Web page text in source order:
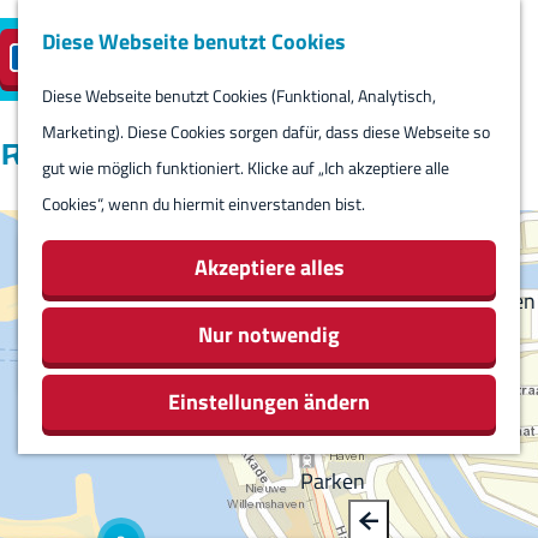
Diese Webseite benutzt Cookies
Diese Webseite benutzt Cookies (Funktional, Analytisch,
Marketing). Diese Cookies sorgen dafür, dass diese Webseite so
gut wie möglich funktioniert. Klicke auf „Ich akzeptiere alle
Cookies“, wenn du hiermit einverstanden bist.
Akzeptiere alles
Nur notwendig
Einstellungen ändern
e
e
S
e
H
p
r
a
c
h
a
s
w
ä
DE
M
e
n
ü
Insel-Parkplatz
Besuch planen
Besuch planen
Kalender
Routes
Sehenswürdigkeiten
Geschäfte
Rundum Harlingen
Parken
Routes
o
f
l
-
R
o
u
+
−